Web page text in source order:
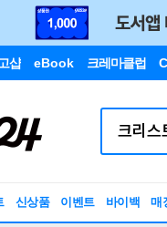
샵 eBook 크레마클럽
신상품 이벤트 바이백 매